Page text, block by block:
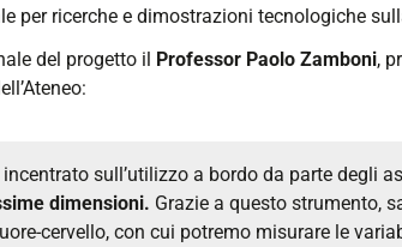
per ricerche e dimostrazioni tecnologiche
del progetto il Professor Paolo Zamboni,
incentrato sull’utilizzo a bordo da parte degli
dimensioni. Grazie a questo strumento,
cervello, con cui potremo misurare le